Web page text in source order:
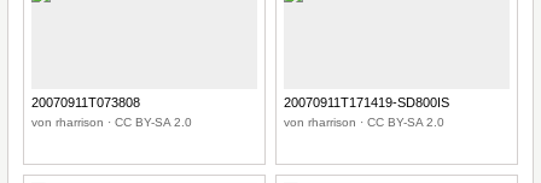
20070911T073808
von rharrison · CC BY-SA 2.0
20070911T171419-SD800IS
von rharrison · CC BY-SA 2.0